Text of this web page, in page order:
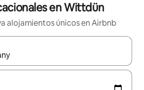
en Wittdün
alojamientos únicos en Airbnb
estén disponibles, navega con las